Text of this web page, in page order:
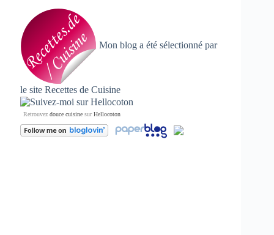
Mon blog a été sélectionné par
le site Recettes de Cuisine
Retrouvez douce cuisine surHellocoton